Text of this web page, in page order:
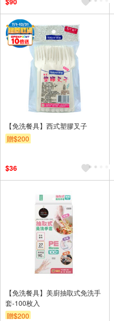
【免洗餐具】西式塑膠叉子
贈$200
$36
【免洗餐具】美廚抽取式免洗手
套-100枚入
贈$200